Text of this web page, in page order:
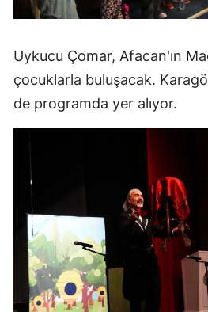
Uykucu Çomar, Afacan'ın
çocuklarla buluşacak.
de programda yer alıyor.